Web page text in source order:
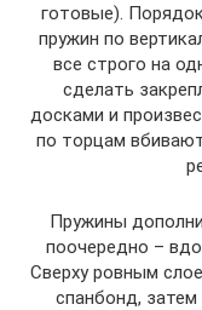
готовые).
пружин по
все строго на
сделать
досками и
по торцам
Пружины
поочередно –
Сверху ровным
спанбонд,